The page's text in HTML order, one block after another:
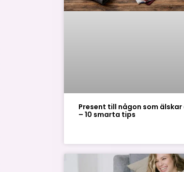
Present till någon som
– 10 smarta tips